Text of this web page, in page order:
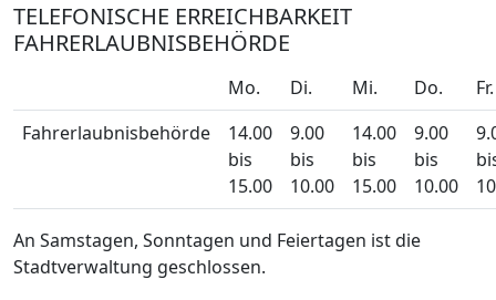
TELEFONISCHE ERREICHBARKEIT
FAHRERLAUBNISBEHÖRDE
Mo. Di. Mi. Do.
Fr.
Fahrerlaubnisbehörde
14.00
bis
15.00
9.00
bis
10.00
14.00
bis
15.00
9.00
bis
10.00
An Samstagen, Sonntagen und Feiertagen ist die
Stadtverwaltung geschlossen.